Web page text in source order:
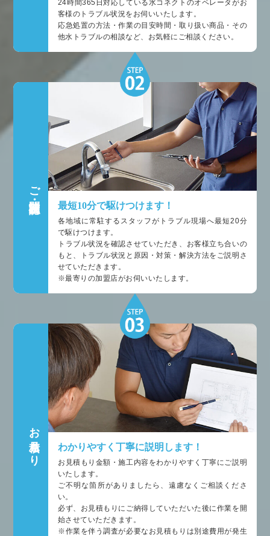
24時間365日対応している水コネクトのオペレータがお
客様のトラブル状況をお伺いいたします。
応急処置の方法・作業の目安時間・取り扱い商品・その
他水トラブルの相談など、お気軽にご相談ください。
ご訪問・状況確認
最短10分で駆けつけます！
各地域に常駐するスタッフがトラブル現場へ最短20分
で駆けつけます。
トラブル状況を確認させていただき、お客様立ち合いの
もと、トラブル状況と原因・対策・解決方法をご説明さ
せていただきます。
※最寄りの加盟店がお伺いいたします。
お見積もり わかりやすく丁寧に説明します！
お見積もり金額・施工内容をわかりやすく丁寧にご説明
いたします。
ご不明な箇所がありましたら、遠慮なくご相談くださ
い。
必ず、お見積もりにご納得していただいた後に作業を開
始させていただきます。
※作業を伴う調査が必要なお見積もりは別途費用が発生